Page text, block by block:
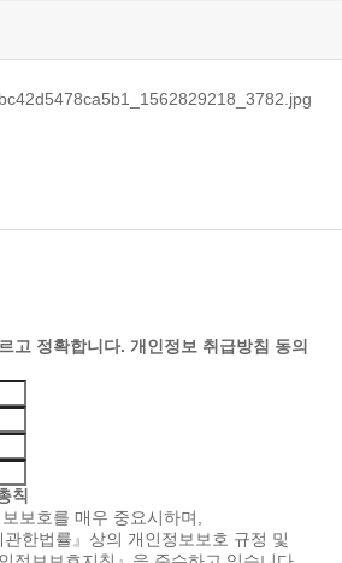
고 정확합니다. 개인정보 취급방침 동의
칙
보호를 매우 중요시하며,
관한법률』상의 개인정보보호 규정 및